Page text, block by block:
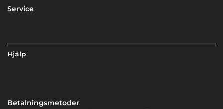
Service
Hjälp
Betalningsmetoder